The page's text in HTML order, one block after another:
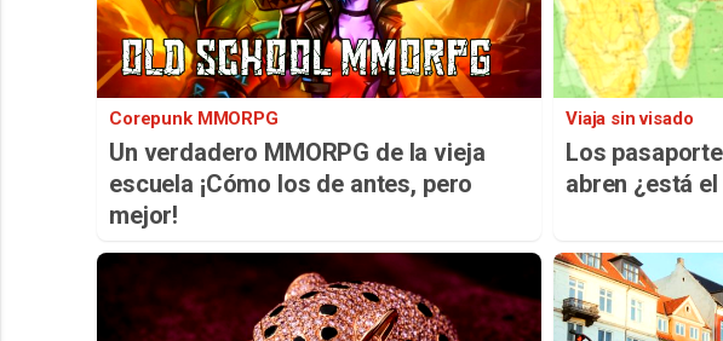
Corepunk MMORPG
Un verdadero MMORPG de la vieja
escuela ¡Cómo los de antes, pero
mejor!
Viaja sin visado
Los
abren ¿está